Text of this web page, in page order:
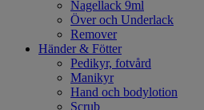
Nagellack 9ml
Över och Underlack
Remover
Händer & Fötter
Pedikyr, fotvård
Manikyr
Hand och bodylotion
Scrub